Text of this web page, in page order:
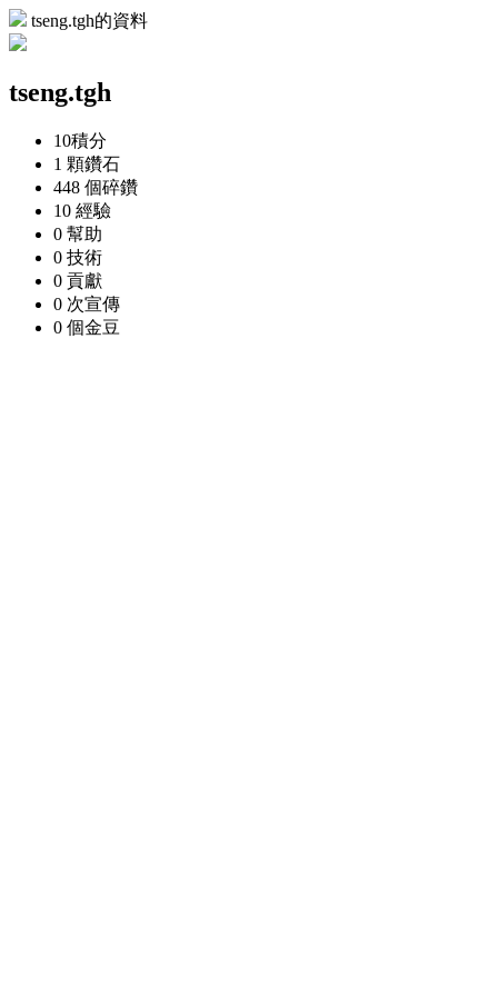
tseng.tgh的資料
tseng.tgh
10積分
1 顆鑽石
448 個碎鑽
10 經驗
0 幫助
0 技術
0 貢獻
0 次宣傳
0 個金豆